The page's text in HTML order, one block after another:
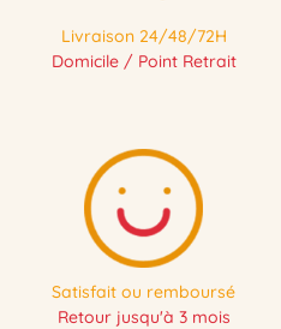
Livraison 24/48/72H
Domicile / Point Retrait
Satisfait ou remboursé
Retour jusqu'à 3 mois